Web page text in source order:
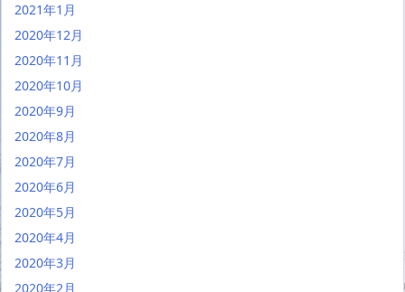
2021年1月
2020年12月
2020年11月
2020年10月
2020年9月
2020年8月
2020年7月
2020年6月
2020年5月
2020年4月
2020年3月
2020年2月